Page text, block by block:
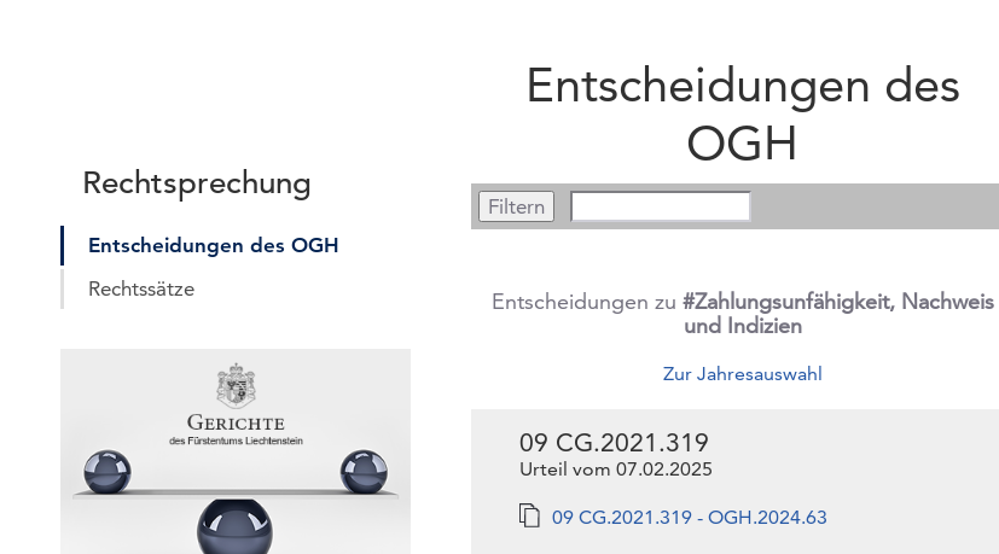
Rechtsprechung
Entscheidungen des OGH
Rechtssätze
Entscheidungen des
OGH
Entscheidungen zu #Zahlungsunfähigkeit, Nachweis
und Indizien
Zur Jahresauswahl
09 CG.2021.319
Urteil vom 07.02.2025
09 CG.2021.319 - OGH.2024.63